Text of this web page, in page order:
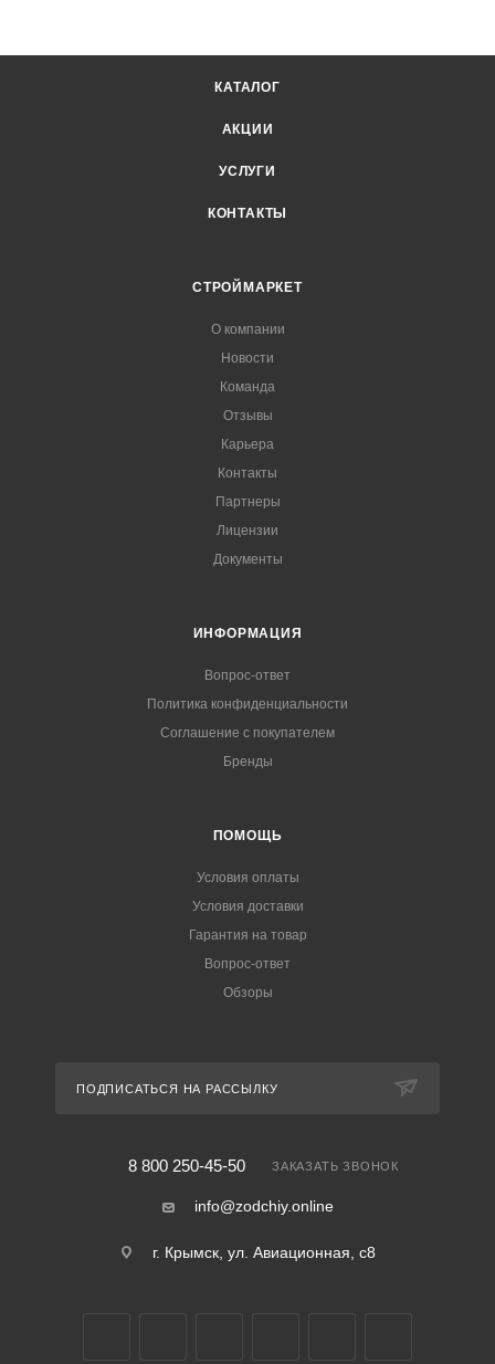
КАТАЛОГ
АКЦИИ
УСЛУГИ
КОНТАКТЫ
СТРОЙМАРКЕТ
О компании
Новости
Команда
Отзывы
Карьера
Контакты
Партнеры
Лицензии
Документы
ИНФОРМАЦИЯ
Вопрос-ответ
Политика конфиденциальности
Соглашение с покупателем
Бренды
ПОМОЩЬ
Условия оплаты
Условия доставки
Гарантия на товар
Вопрос-ответ
Обзоры
ПОДПИСАТЬСЯ НА РАССЫЛКУ
8 800 250-45-50 ЗАКАЗАТЬ ЗВОНОК
info@zodchiy.online
г. Крымск, ул. Авиационная, с8